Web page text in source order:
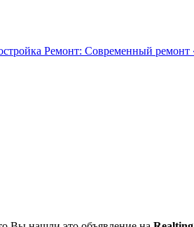
Ремонт: Современный